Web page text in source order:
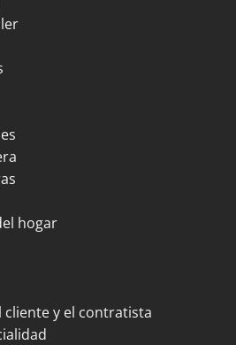
hogar
cliente y el contratista